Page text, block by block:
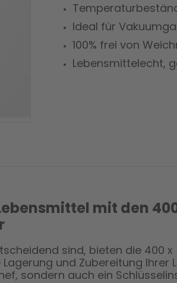
Ideal für
100% frei von
Lebensmittelecht,
mit den
sind, bieten die 400
und Zubereitung Ihrer
sondern auch ein